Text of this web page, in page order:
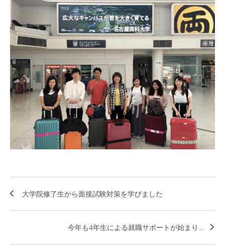
大学院修了生から面接試験対策を学びました
今年も4年生による就職サポートが始まり...